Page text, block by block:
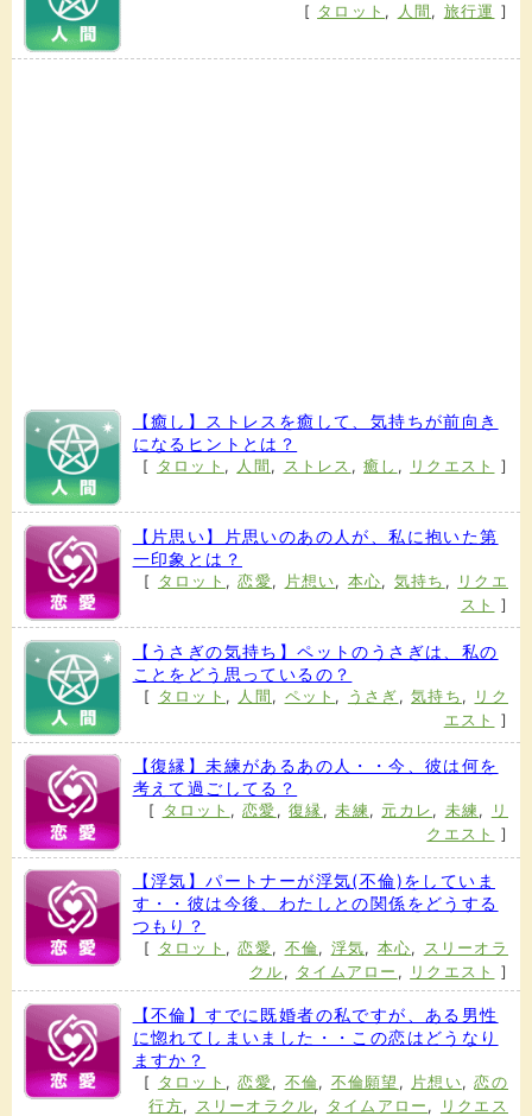
[ タロット , 人間 , 旅行運 ]
【癒し】ストレスを癒して、気持ちが前向き
になるヒントとは？
[ タロット , 人間 , ストレス ,癒し , リクエスト ]
【片思い】片思いのあの人が、私に抱いた第
一印象とは？
[ タロット ,恋愛, 片想い, 本心, 気持ち ,
リクエ
スト
]
【うさぎの気持ち】ペットのうさぎは、私の
ことをどう思っているの？
[ タロット , 人間 , ペット , うさぎ ,気持ち ,
リク
エスト
]
【復縁】未練があるあの人・・今、彼は何を
考えて過ごしてる？
[ タロット ,恋愛 ,復縁 ,未練, 元カレ , 未練,
リ
クエスト
]
【浮気】パートナーが浮気(不倫)をしていま
す・・彼は今後、わたしとの関係をどうする
つもり？
[ タロット ,恋愛, 不倫, 浮気, 本心, スリーオラ
クル , タイムアロー , リクエスト ]
【不倫】すでに既婚者の私ですが、ある男性
に惚れてしまいました・・この恋はどうなり
ますか？
[ タロット ,恋愛, 不倫, 不倫願望 , 片想い,恋の
行方, スリーオラクル, タイムアロー ,
リクエス